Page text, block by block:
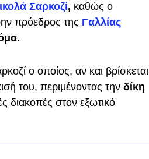
Σαρκοζί, καθώς ο
πρόεδρος της Γαλλίας
ο οποίος, αν και βρίσκεται
του, περιμένοντας την δίκη
διακοπές στον εξωτικό